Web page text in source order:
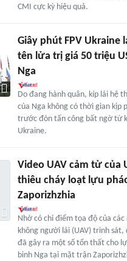
CMI cực kỳ hiệu quả.
Giây phút FPV Ukraine
tên lửa trị giá 50 triệu
Nga
Do đang hành quân, kíp lái hệ
của Nga không có thời gian kịp
trước đòn tấn công bất ngờ từ
Ukraine.
Video UAV cảm tử của
thiêu cháy loạt lựu
Zaporizhzhia
Nhờ có chỉ điểm tọa độ của các
không người lái (UAV) trinh sát,
đã gây ra một số tổn thất cho
binh Nga tại mặt trận